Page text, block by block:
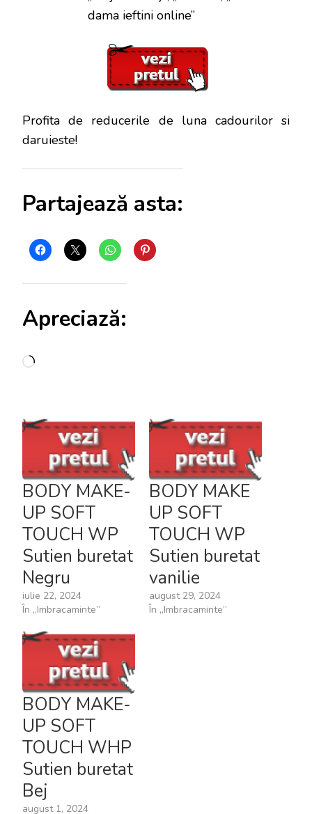
dama ieftini online”
Profita de reducerile de luna cadourilor si
daruieste!
Partajează asta:
Apreciază:
Încarc...
BODY MAKE-
UP SOFT
TOUCH WP
Sutien buretat
Negru
iulie 22, 2024
În „Imbracaminte”
BODY MAKE
UP SOFT
TOUCH WP
Sutien buretat
vanilie
august 29, 2024
În „Imbracaminte”
BODY MAKE-
UP SOFT
TOUCH WHP
Sutien buretat
Bej
august 1, 2024